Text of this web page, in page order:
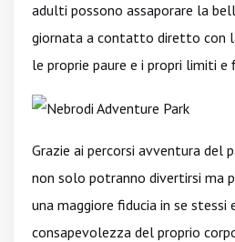
adulti possono assaporare la
giornata a contatto diretto con
le proprie paure e i propri limiti
Grazie ai percorsi avventura del
non solo potranno divertirsi ma
una maggiore fiducia in se stessi
consapevolezza del proprio